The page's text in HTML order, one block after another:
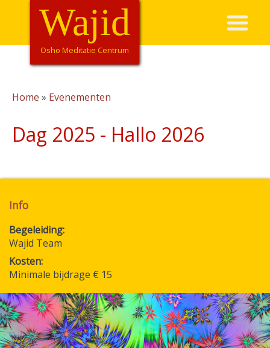
Overslaan
de
HoofdnavigatieWajid
Osho Meditatie Centrum
Home Evenementen
Dag 2025 - Hallo 2026
Info
Begeleiding
Wajid Team
Kosten
Minimale bijdrage € 15